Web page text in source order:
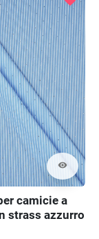
visibility
camicie a
strass azzurro